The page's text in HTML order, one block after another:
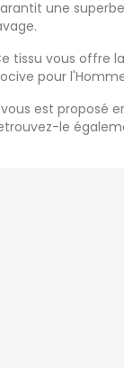
une
tissu vous offre
pour
vous est proposé
le